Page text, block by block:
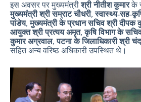
इस अवसर पर मुख्यमंत्रीश्री नीतीश कुमारके
मुख्यमंत्री श्री सम्राट चौधरी,स्वास्थ्य-सह-
पांडेय,मुख्यमंत्री के प्रधान सचिव श्री दीपक
आयुक्त श्री प्रत्यय अमृत,कृषि विभाग के
कुमार अग्रवाल,पटना के जिलाधिकारी श्री
सहित अन्य वरिष्ठ अधिकारी उपस्थित थे।